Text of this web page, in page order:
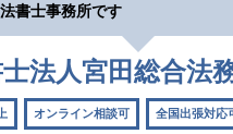
書士事務所です
法人宮田総合法
オンライン相談可 全国出張対応